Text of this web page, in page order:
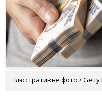
Ілюстративне фото / Getty